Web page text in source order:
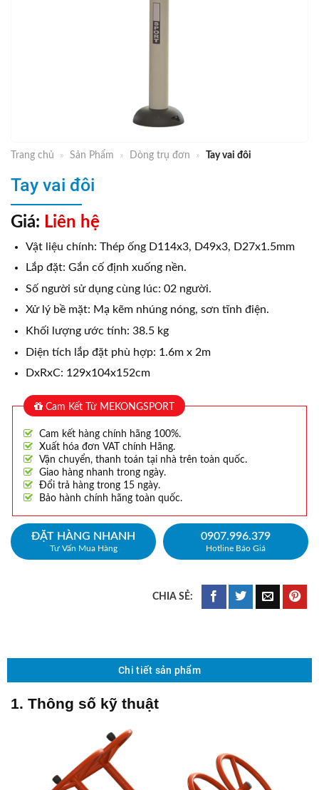
Trang chủ » Sản Phẩm » Dòng trụ đơn » Tay vai đôi
Tay vai đôi
Giá: Liên hệ
Vật liệu chính: Thép ống D114x3, D49x3, D27x1.5mm
Lắp đặt: Gắn cố định xuống nền.
Số người sử dụng cùng lúc: 02 người.
Xử lý bề mặt: Mạ kẽm nhúng nóng, sơn tĩnh điện.
Khối lượng ước tính: 38.5 kg
Diện tích lắp đặt phù hợp: 1.6m x 2m
DxRxC: 129x104x152cm
Cam Kết Từ MEKONGSPORT
Cam kết hàng chính hãng 100%.
Xuất hóa đơn VAT chính Hãng.
Vận chuyển, thanh toán tại nhà trên toàn quốc.
Giao hàng nhanh trong ngày.
Đổi trả hàng trong 15 ngày.
Bảo hành chính hãng toàn quốc.
ĐẶT HÀNG NHANH
Tư Vấn Mua Hàng
0907.996.379
Hotline Báo Giá
Chi tiết sản phẩm
1. Thông số kỹ thuật